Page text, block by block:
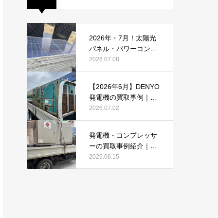
2026年・7月！太陽光
パネル・パワーコンデ
ィショナーの買取・無
料でのお引き取り強化
2026.07.08
【2026年6月】DENYO
発電機の買取事例｜錆
あり・故障品・大型発
電機も買取しました
2026.07.02
発電機・コンプレッサ
ーの買取事例紹介｜DE
NYO・AIRMANを2026
年6月も買取強化中
2026.06.15